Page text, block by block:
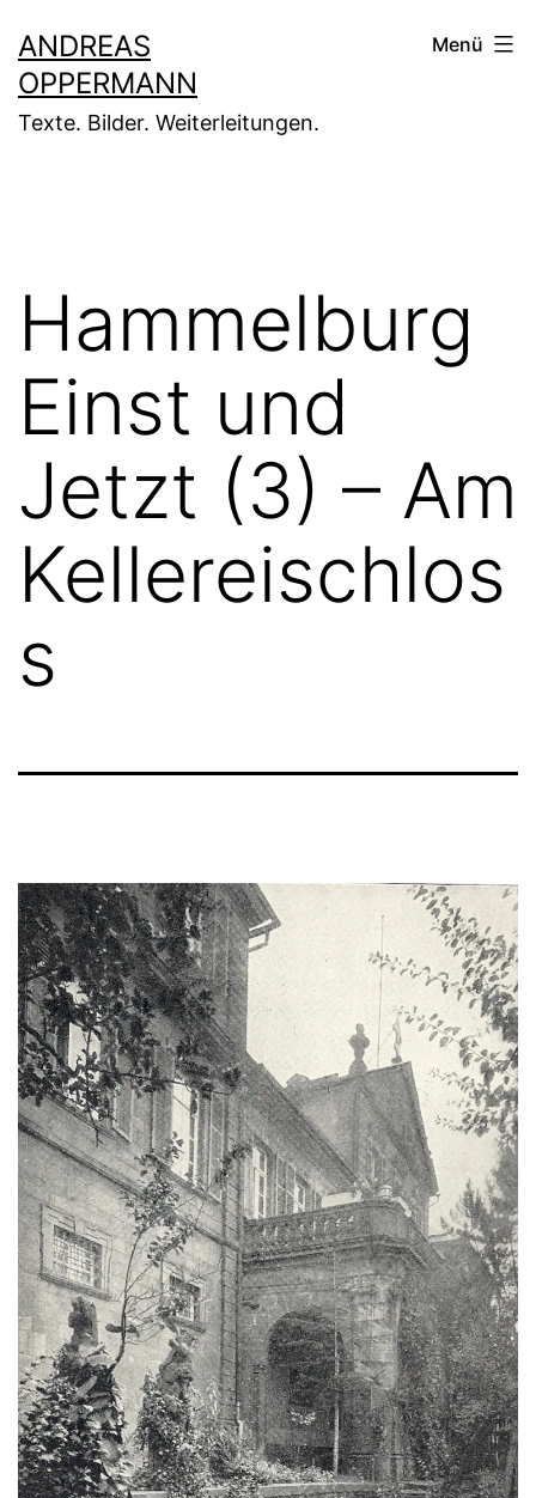
Inhalt
springen
ANDREAS
OPPERMANN
Texte. Bilder. Weiterleitungen.
Menü
Hammelburg
Einst und
Jetzt (3) – Am
Kellereischlos
s